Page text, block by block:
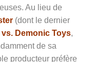
Au lieu de
(dont le dernier
vs. Demonic Toys,
de sa
producteur préfère